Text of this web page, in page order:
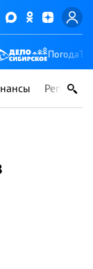
Погода
Регионы